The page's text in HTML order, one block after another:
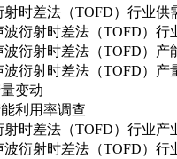
时差法（TOFD）行业供
射时差法（TOFD）行
射时差法（TOFD）产
射时差法（TOFD）产
动
用率调查
时差法（TOFD）行业产
射时差法（TOFD）行